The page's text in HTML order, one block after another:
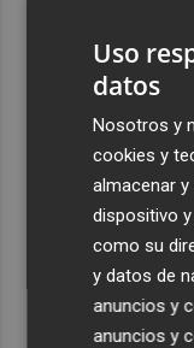
San Javier da
324 habitaciones
Estos son los
de la comedia
'La Patrulla Canina'
Uso
datos
Nosotros y
cookies y
almacenar
dispositivo
como su
y datos de
anuncios y
anuncios y